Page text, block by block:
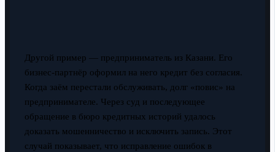
Другой пример — предприниматель из Казани. Его
бизнес-партнёр оформил на него кредит без согласия.
Когда заём перестали обслуживать, долг «повис» на
предпринимателе. Через суд и последующее
обращение в бюро кредитных историй удалось
доказать мошенничество и исключить запись. Этот
случай показывает, что исправление ошибок в